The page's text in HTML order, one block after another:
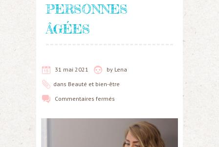
PERSONNES
ÂGÉES
31 mai 2021 by Lena
dans Beauté et bien-être
Commentaires fermés